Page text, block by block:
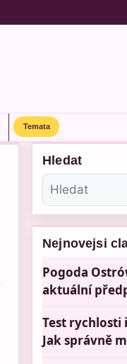
Temata
Hledat
Nejnovejsi
Pogoda
aktuální
Test rychlosti
Jak správně